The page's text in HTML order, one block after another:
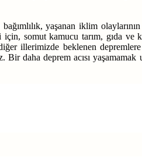
yaşanan iklim
somut kamucu tarım, gıda ve
illerimizde beklenen depremlere
Bir daha deprem acısı